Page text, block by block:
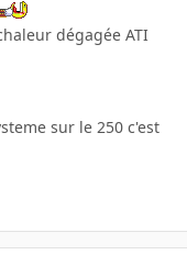
dégagée ATI
sur le 250 c'est